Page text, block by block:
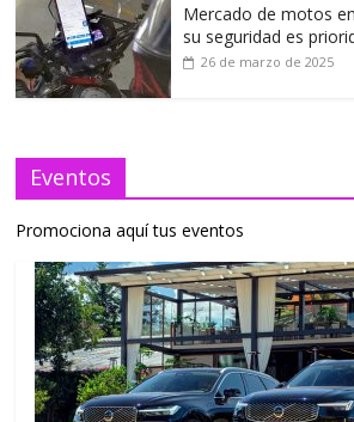
Mercado de motos
su seguridad es
26 de marzo de 2025
Eventos
Promociona aquí tus eventos